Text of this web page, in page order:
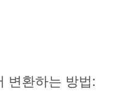
변환하는 방법: